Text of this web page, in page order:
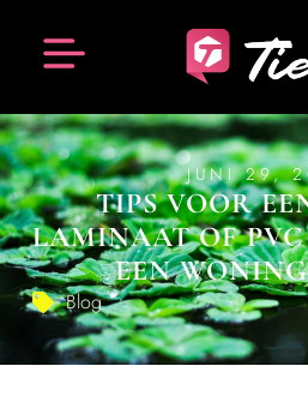
JUNI 29,
TIPS VOOR
LAMINAAT OF
EEN
Blog